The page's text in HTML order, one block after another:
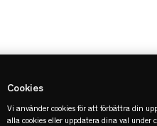
Cookies
Vi använder cookies för att förbättra din
alla cookies eller uppdatera dina val under